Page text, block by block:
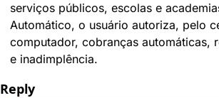
serviços públicos, escolas e
Automático, o usuário autoriza, pelo
computador, cobranças automáticas,
e inadimplência.
Reply